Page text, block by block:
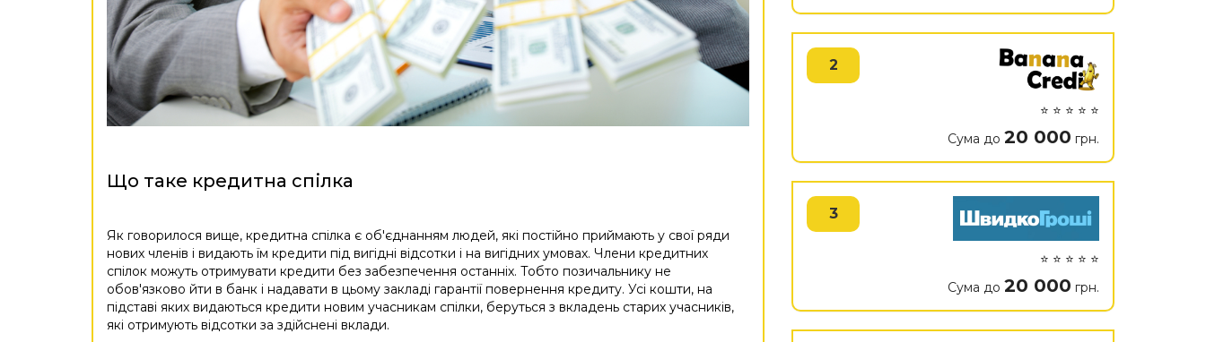
Що таке кредитна спілка
Як говорилося вище, кредитна спілка є об'єднанням людей, які постійно приймають у свої ряди
нових членів і видають їм кредити під вигідні відсотки і на вигідних умовах. Члени кредитних
спілок можуть отримувати кредити без забезпечення останніх. Тобто позичальнику не
обов'язково йти в банк і надавати в цьому закладі гарантії повернення кредиту. Усі кошти, на
підставі яких видаються кредити новим учасникам спілки, беруться з вкладень старих учасників,
які отримують відсотки за здійснені вклади.
2
⭐ ⭐ ⭐ ⭐ ⭐
Сума до 20 000 грн.
3
⭐ ⭐ ⭐ ⭐ ⭐
Сума до 20 000 грн.